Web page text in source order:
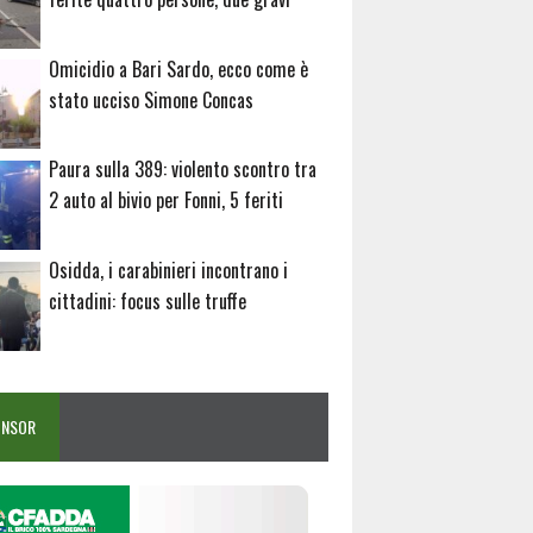
Omicidio a Bari Sardo, ecco come è
stato ucciso Simone Concas
Paura sulla 389: violento scontro tra
2 auto al bivio per Fonni, 5 feriti
Osidda, i carabinieri incontrano i
cittadini: focus sulle truffe